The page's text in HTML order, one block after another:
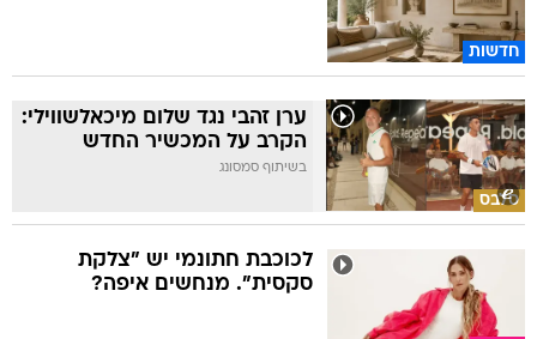
חדשות
סלבס
ערן זהבי נגד שלום מיכאלשווילי:
הקרב על המכשיר החדש
בשיתוף סמסונג
לכוכבת חתונמי יש "צלקת
סקסית". מנחשים איפה?